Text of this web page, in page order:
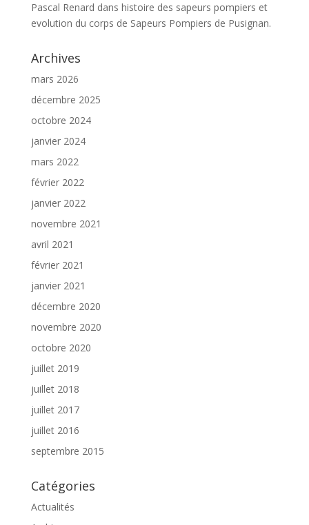
Pascal Renard dans histoire des sapeurs pompiers et
evolution du corps de Sapeurs Pompiers de Pusignan.
Archives
mars 2026
décembre 2025
octobre 2024
janvier 2024
mars 2022
février 2022
janvier 2022
novembre 2021
avril 2021
février 2021
janvier 2021
décembre 2020
novembre 2020
octobre 2020
juillet 2019
juillet 2018
juillet 2017
juillet 2016
septembre 2015
Catégories
Actualités